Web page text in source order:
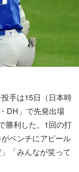
投手は15日（日本時
DH」で先発出場
勝利した。1回の打
ベンチにアピール
「みんなが笑って